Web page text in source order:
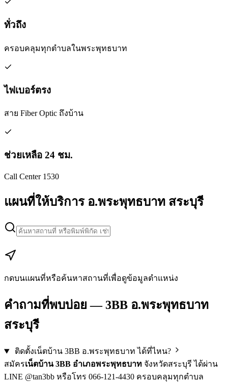
ทั่วถึง
ครอบคลุมทุกตำบลในพระพุทธบาท
ไฟเบอร์ตรง
สาย Fiber Optic ถึงบ้าน
ช่วยเหลือ 24 ชม.
Call Center 1530
แผนที่ให้บริการ อ.พระพุทธบาท สระบุรี
+
กดบนแผนที่หรือค้นหาสถานที่เพื่อดูข้อมูลตำแหน่ง
คำถามที่พบบ่อย — 3BB อ.พระพุทธบาท
สระบุรี
ติดตั้งเน็ตบ้าน 3BB อ.พระพุทธบาท ได้ที่ไหน?
สมัครเน็ตบ้าน 3BB อำเภอพระพุทธบาท จังหวัดสระบุรี ได้ผ่าน
LINE @tan3bb หรือโทร 066-121-4430 ครอบคลุมทุกตำบล